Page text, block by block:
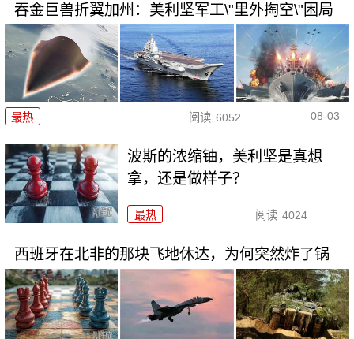
吞金巨兽折翼加州：美利坚军工\"里外掏空\"困局
最热 阅读 6052 08-03
波斯的浓缩铀，美利坚是真想
拿，还是做样子？
最热 阅读 4024
西班牙在北非的那块飞地休达，为何突然炸了锅